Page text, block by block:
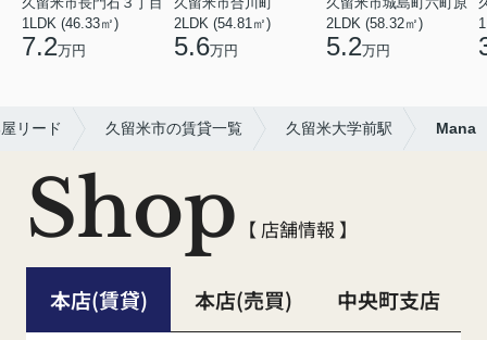
1LDK (46.33㎡)
7.2万円
2LDK (54.81㎡)
5.6万円
2LDK (58.32㎡)
5.2万円
リード 久留米市の賃貸一覧 久留米大学前駅 Mana
Shop 【 店舗情報 】
本店(賃貸) 本店(売買) 中央町支店